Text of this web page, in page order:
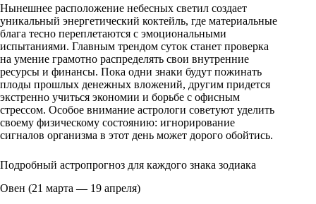
Нынешнее расположение небесных светил создает
уникальный энергетический коктейль, где материальные
блага тесно переплетаются с эмоциональными
испытаниями. Главным трендом суток станет проверка
на умение грамотно распределять свои внутренние
ресурсы и финансы. Пока одни знаки будут пожинать
плоды прошлых денежных вложений, другим придется
экстренно учиться экономии и борьбе с офисным
стрессом. Особое внимание астрологи советуют уделить
своему физическому состоянию: игнорирование
сигналов организма в этот день может дорого обойтись.
Подробный астропрогноз для каждого знака зодиака
Овен (21 марта — 19 апреля)